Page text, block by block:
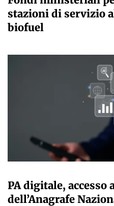
stazioni di servizio
biofuel
PA digitale, accesso
dell’Anagrafe